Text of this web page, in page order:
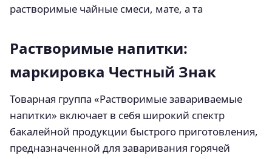
растворимые чайные смеси, мате, а та
Растворимые напитки:
маркировка Честный Знак
Товарная группа «Растворимые завариваемые
напитки» включает в себя широкий спектр
бакалейной продукции быстрого приготовления,
предназначенной для заваривания горячей